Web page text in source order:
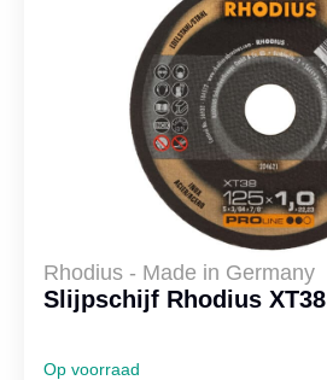
Rhodius - Made in Germany
Slijpschijf Rhodius XT38
Op voorraad